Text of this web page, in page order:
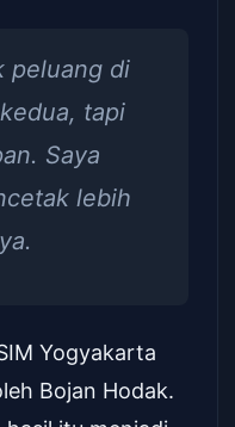
peluang di
tapi
Saya
lebih
Yogyakarta
Bojan Hodak.